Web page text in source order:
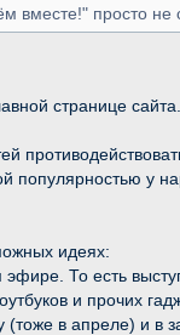
просто не
странице сайта.
популярностью
идеях:
То есть
и прочих
в апреле) и в